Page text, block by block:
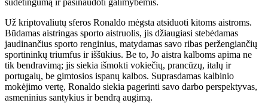
Už kriptovaliutų sferos Ronaldo mėgsta atsiduoti kitoms aistroms.
Būdamas aistringas sporto aistruolis, jis džiaugiasi stebėdamas
jaudinančius sporto renginius, matydamas savo ribas peržengiančių
sportininkų triumfus ir iššūkius. Be to, Jo aistra kalboms apima ne
tik bendravimą; jis siekia išmokti vokiečių, prancūzų, italų ir
portugalų, be gimtosios ispanų kalbos. Suprasdamas kalbinio
mokėjimo vertę, Ronaldo siekia pagerinti savo darbo perspektyvas,
asmeninius santykius ir bendrą augimą.